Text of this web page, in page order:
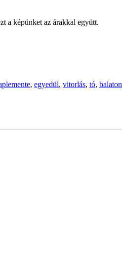
a képünket az árakkal együtt.
, egyedül, vitorlás, tó, balaton